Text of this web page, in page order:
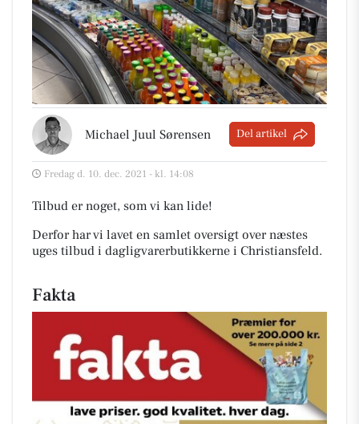
Michael Juul Sørensen Del artikel
Fredag d. 10. dec. 2021 - kl. 14:08
Tilbud er noget, som vi kan lide!
Derfor har vi lavet en samlet oversigt over næstes
uges tilbud i dagligvarerbutikkerne i Christiansfeld.
Fakta